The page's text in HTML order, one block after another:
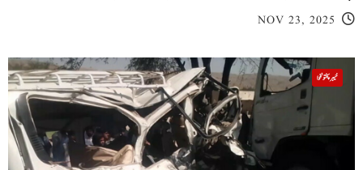
NOV 23, 2025
خیبر پختونخوا